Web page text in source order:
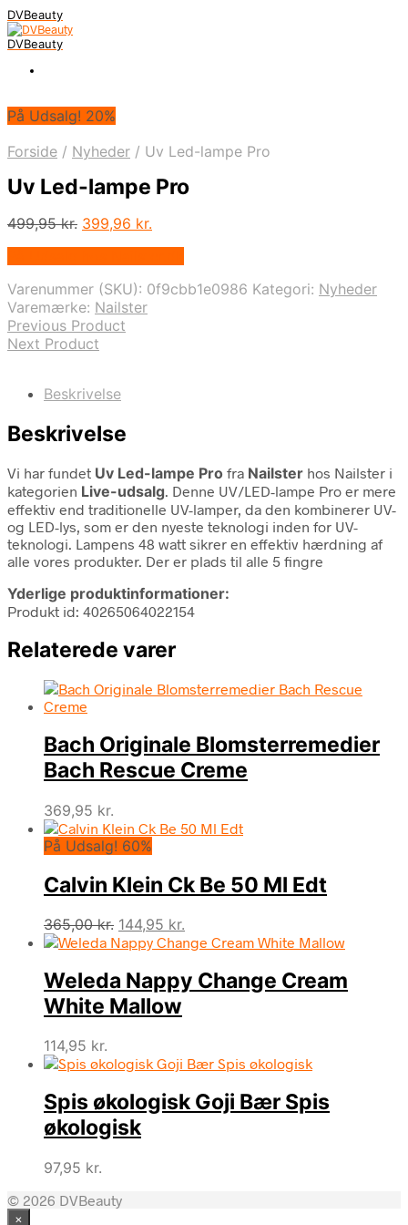
DVBeauty
DVBeauty
På Udsalg! 20%
Forside / Nyheder / Uv Led-lampe Pro
Uv Led-lampe Pro
499,95kr. Den
499,95 kr..
399,96 kr.
399,96 kr..
Varenummer (SKU): 0f9cbb1e0986 Kategori: Nyheder
Varemærke: Nailster
Previous Product
Next Product
Beskrivelse
Beskrivelse
Vi har fundet Uv Led-lampe Pro fra Nailster hos Nailster i
kategorien Live-udsalg. Denne UV/LED-lampe Pro er mere
effektiv end traditionelle UV-lamper, da den kombinerer UV-
og LED-lys, som er den nyeste teknologi inden for UV-
teknologi. Lampens 48 watt sikrer en effektiv hærdning af
alle vores produkter. Der er plads til alle 5 fingre
Yderlige produktinformationer:
Produkt id: 40265064022154
Relaterede varer
Bach Originale Blomsterremedier
Bach Rescue Creme
369,95 kr.
På Udsalg! 60%
Calvin Klein Ck Be 50 Ml Edt
365,00kr. Den
oprindelige
var:
365,00 kr..
144,95 kr.
aktuelle
er:
144,95 kr..
Weleda Nappy Change Cream
White Mallow
114,95 kr.
Spis økologisk Goji Bær Spis
økologisk
97,95 kr.
© 2026 DVBeauty
×